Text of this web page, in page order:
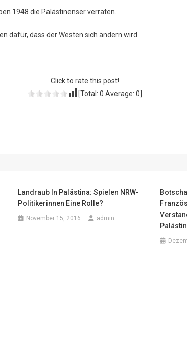
1948 die Palästinenser verraten.
dafür, dass der Westen sich ändern wird.
Click to rate this post!
[Total: 0 Average: 0
Landraub In Palästina: Spielen NRW-
Politikerinnen Eine Rolle?
November 15, 2016 admin